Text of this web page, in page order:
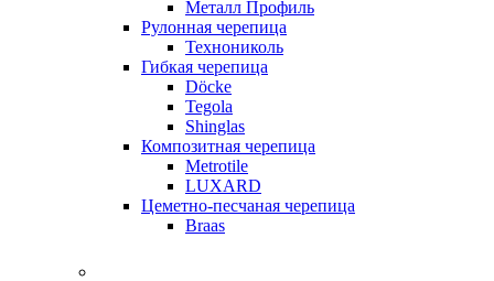
Металл Профиль
Рулонная черепица
Технониколь
Гибкая черепица
Döсkе
Tegola
Shinglas
Композитная черепица
Metrotile
LUXARD
Цеметно-песчаная черепица
Braas